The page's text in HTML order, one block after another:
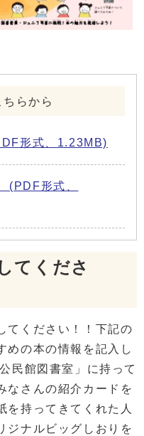
らから
形式、1.23MB)
(PDF形式、
てくださ
てください！！下記の
めの本の情報を記入し
民館図書室」に持って
なさんの紹介カードを
を持ってきてくれた人
ジナルビッグしおりを